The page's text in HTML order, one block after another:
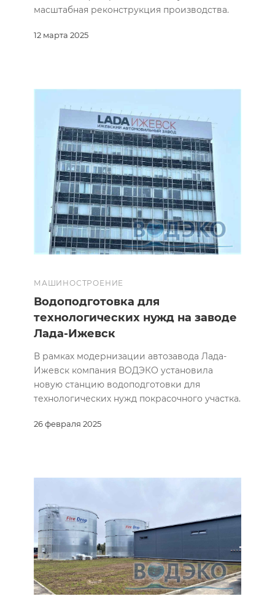
12 марта 2025
масштабная реконструкция производства.
МАШИНОСТРОЕНИЕ
26 февраля 2025
Водоподготовка для
технологических нужд на заводе
Лада-Ижевск
В рамках модернизации автозавода Лада-
Ижевск компания ВОДЭКО установила
новую станцию водоподготовки для
технологических нужд покрасочного участка.